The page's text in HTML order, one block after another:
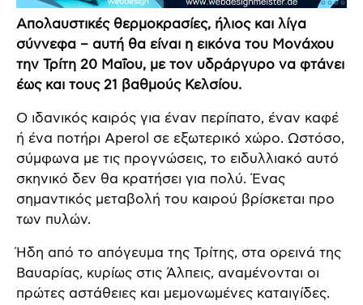
Απολαυστικές θερμοκρασίες, ήλιος και λίγα
σύννεφα – αυτή θα είναι η εικόνα του Μονάχου
την Τρίτη 20 Μαΐου, με τον υδράργυρο να φτάνει
έως και τους 21 βαθμούς Κελσίου.
Ο ιδανικός καιρός για έναν περίπατο, έναν καφέ
ή ένα ποτήρι Aperol σε εξωτερικό χώρο. Ωστόσο,
σύμφωνα με τις προγνώσεις, το ειδυλλιακό αυτό
σκηνικό δεν θα κρατήσει για πολύ. Ένας
σημαντικός μεταβολή του καιρού βρίσκεται προ
των πυλών.
Ήδη από το απόγευμα της Τρίτης, στα ορεινά της
Βαυαρίας, κυρίως στις Άλπεις, αναμένονται οι
πρώτες αστάθειες και μεμονωμένες καταιγίδες.